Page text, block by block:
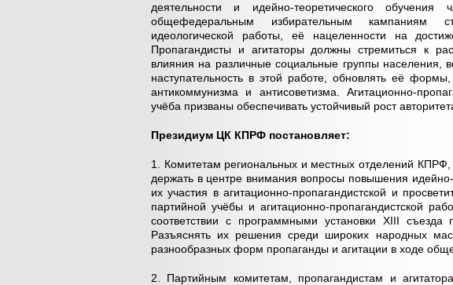
деятельности и идейно-теоретического
общефедеральным избирательным кампаниям
идеологической работы, её нацеленности на
Пропагандисты и агитаторы должны стремиться к
влияния на различные социальные группы населения,
наступательность в этой работе, обновлять её
антикоммунизма и антисоветизма. Агитационно-
учёба призваны обеспечивать устойчивый рост
Президиум ЦК КПРФ постановляет:
1. Комитетам региональных и местных отделений
держать в центре внимания вопросы повышения идейно-
их участия в агитационно-пропагандистской и
партийной учёбы и агитационно-пропагандистской
соответствии с программными установки XIII
Разъяснять их решения среди широких народных
разнообразных форм пропаганды и агитации в ходе
2. Партийным комитетам, пропагандистам и